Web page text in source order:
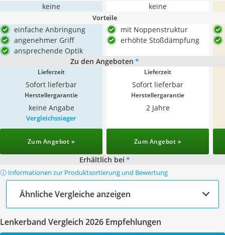
keine keine
Vorteile
einfache Anbringung
angenehmer Griff
ansprechende Optik
mit Noppenstruktur
erhöhte Stoßdämpfung
Zu den Angeboten *
Lieferzeit
Sofort lieferbar
Lieferzeit
Sofort lieferbar
Herstellergarantie
keine Angabe
Herstellergarantie
2 Jahre
Vergleichssieger
Zum Angebot » Zum Angebot »
Erhältlich bei *
ⓘ Informationen zur Produktsortierung und Bewertung
Ähnliche Vergleiche anzeigen
Lenkerband Vergleich 2026 Empfehlungen